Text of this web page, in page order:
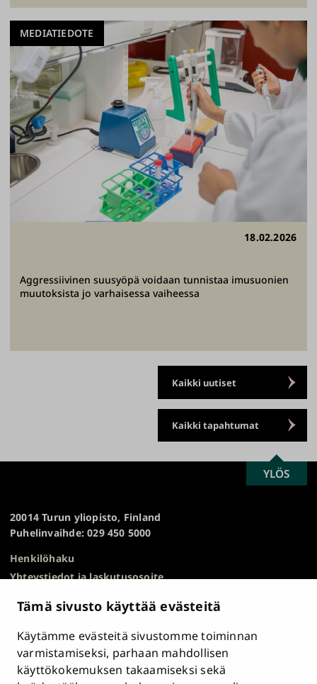
Tämä sivusto käyttää evästeitä
Käytämme evästeitä sivustomme toiminnan
varmistamiseksi, parhaan mahdollisen
käyttökokemuksen takaamiseksi sekä
18.02.2026
Aggressiivinen suusyöpä voidaan tunnistaa imusuonien
muutoksista jo varhaisessa vaiheessa
MEDIATIEDOTE
Kaikki uutiset
Kaikki tapahtumat
20014 Turun yliopisto, Finland
Puhelinvaihde: 029 450 5000
Henkilöhaku
Yhteystiedot ja laskutusosoite
HR Excellence in Research
Tietosuojailmoitus
Asiakirjajulkisuuskuvaus ja tietopyynnöt
Väärinkäytösepäilyt
SCROLL
TO
YLÖS